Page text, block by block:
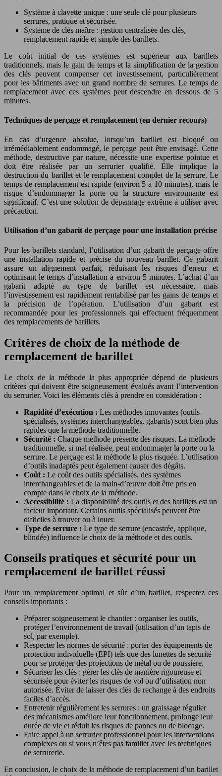
Système à clavette unique : une seule clé pour plusieurs
serrures, pratique et sécurisée.
Système de clés maître : gestion centralisée des clés,
remplacement rapide et simple des barillets.
Le coût initial de ces systèmes est supérieur aux barillets
traditionnels, mais le gain de temps et la simplification de la gestion
des clés peuvent compenser cet investissement, particulièrement
pour les bâtiments avec un grand nombre de serrures. Le temps de
remplacement avec ces systèmes peut descendre en dessous de 5
minutes.
Techniques de perçage et remplacement (en dernier recours)
En cas d’urgence absolue, lorsqu’un barillet est bloqué ou
irrémédiablement endommagé, le perçage peut être envisagé. Cette
méthode, destructive par nature, nécessite une expertise pointue et
doit être réalisée par un serrurier qualifié. Elle implique la
destruction du barillet et le remplacement complet de la serrure. Le
temps de remplacement est rapide (environ 5 à 10 minutes), mais le
risque d’endommager la porte ou la structure environnante est
significatif. C’est une solution de dépannage extrême à utiliser avec
précaution.
Utilisation d’un gabarit de perçage pour une installation précise
Pour les barillets standard, l’utilisation d’un gabarit de perçage offre
une installation rapide et précise du nouveau barillet. Ce gabarit
assure un alignement parfait, réduisant les risques d’erreur et
optimisant le temps d’installation à environ 5 minutes. L’achat d’un
gabarit adapté au type de barillet est nécessaire, mais
l’investissement est rapidement rentabilisé par les gains de temps et
la précision de l’opération. L’utilisation d’un gabarit est
recommandée pour les professionnels qui effectuent fréquemment
des remplacements de barillets.
Critères de choix de la méthode de
remplacement de barillet
Le choix de la méthode la plus appropriée dépend de plusieurs
critères qui doivent être soigneusement évalués avant l’intervention
du serrurier. Voici les éléments clés à prendre en considération :
Rapidité d’exécution : Les méthodes innovantes (outils
spécialisés, systèmes interchangeables, gabarits) sont bien plus
rapides que la méthode traditionnelle.
Sécurité : Chaque méthode présente des risques. La méthode
traditionnelle, si mal réalisée, peut endommager la porte ou la
serrure. Le perçage est la méthode la plus risquée. L’utilisation
d’outils inadaptés peut également causer des dégâts.
Coût : Le coût des outils spécialisés, des systèmes
interchangeables et de la main-d’œuvre doit être pris en
compte dans le choix de la méthode.
Accessibilité : La disponibilité des outils et des barillets est un
facteur important. Certains outils spécialisés peuvent être
difficiles à trouver ou à louer.
Type de serrure : Le type de serrure (encastrée, applique,
blindée) influence le choix de la méthode et des outils.
Conseils pratiques et sécurité pour un
remplacement de barillet réussi
Pour un remplacement optimal et sûr d’un barillet, respectez ces
conseils importants :
Préparer soigneusement le chantier : organiser les outils,
protéger l’environnement de travail (utilisation d’un tapis de
sol, par exemple).
Respecter les normes de sécurité : porter des équipements de
protection individuelle (EPI) tels que des lunettes de sécurité
pour se protéger des projections de métal ou de poussière.
Sécuriser les clés : gérer les clés de manière rigoureuse et
sécurisée pour éviter les risques de vol ou d’utilisation non
autorisée. Éviter de laisser des clés de rechange à des endroits
faciles d’accès.
Entretenir régulièrement les serrures : un graissage régulier
des mécanismes améliore leur fonctionnement, prolonge leur
durée de vie et réduit les risques de pannes ou de blocage.
Faire appel à un serrurier professionnel pour les interventions
complexes ou si vous n’êtes pas familier avec les techniques
de serrurerie.
En conclusion, le choix de la méthode de remplacement d’un barillet